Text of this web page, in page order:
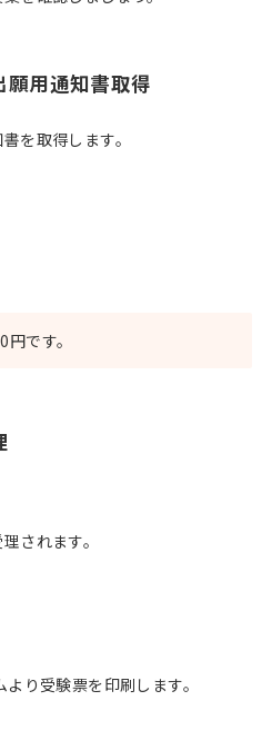
用通知書取得
を取得します。
です。
されます。
り受験票を印刷します。